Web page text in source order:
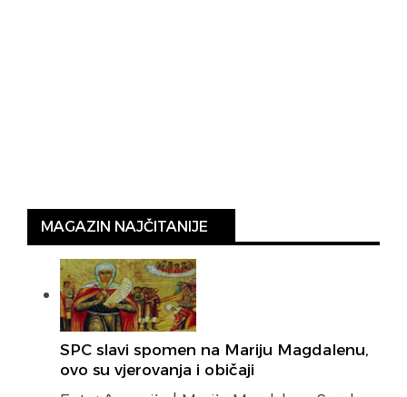
MAGAZIN NAJČITANIJE
SPC slavi spomen na Mariju Magdalenu,
ovo su vjerovanja i običaji